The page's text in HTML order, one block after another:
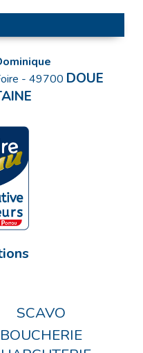
- 49700 DOUE
SCAVO
BOUCHERIE